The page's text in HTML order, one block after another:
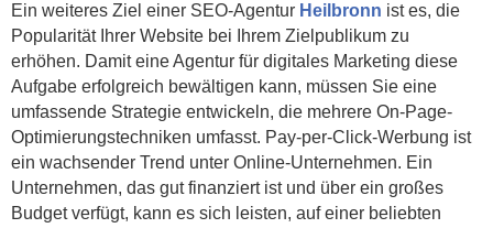
Ein weiteres Ziel einer SEO-Agentur Heilbronn ist es, die
Popularität Ihrer Website bei Ihrem Zielpublikum zu
erhöhen. Damit eine Agentur für digitales Marketing diese
Aufgabe erfolgreich bewältigen kann, müssen Sie eine
umfassende Strategie entwickeln, die mehrere On-Page-
Optimierungstechniken umfasst. Pay-per-Click-Werbung ist
ein wachsender Trend unter Online-Unternehmen. Ein
Unternehmen, das gut finanziert ist und über ein großes
Budget verfügt, kann es sich leisten, auf einer beliebten